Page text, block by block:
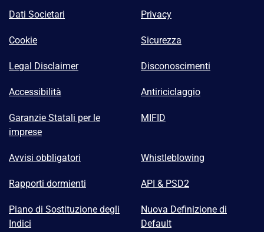
Dati Societari Privacy
Cookie Sicurezza
Legal Disclaimer Disconoscimenti
Accessibilità Antiriciclaggio
Garanzie Statali per le
imprese
MIFID
Avvisi obbligatori Whistleblowing
Rapporti dormienti API & PSD2
Piano di Sostituzione degli
Indici
Nuova Definizione di
Default